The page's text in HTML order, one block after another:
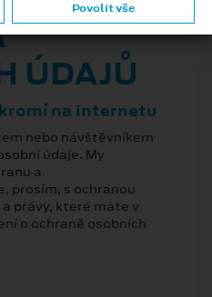
ÚDAJŮ
na internetu
nebo návštěvníkem
údaje. My
a
prosím, s ochranou
právy, které máte v
o ochraně osobních
Povolit vše